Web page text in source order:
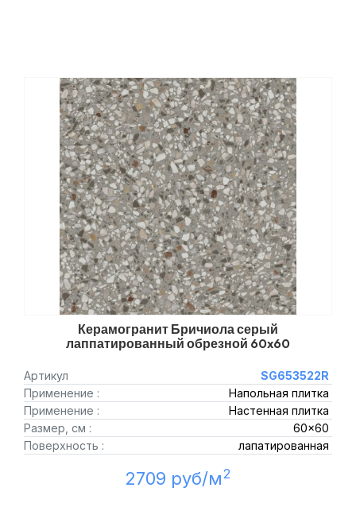
Керамогранит Бричиола серый
лаппатированный обрезной 60x60
Артикул
SG653522R
Применение :
Напольная плитка
Применение :
Настенная плитка
Размер, см :
60x60
Поверхность :
лапатированная
2709 руб/м2